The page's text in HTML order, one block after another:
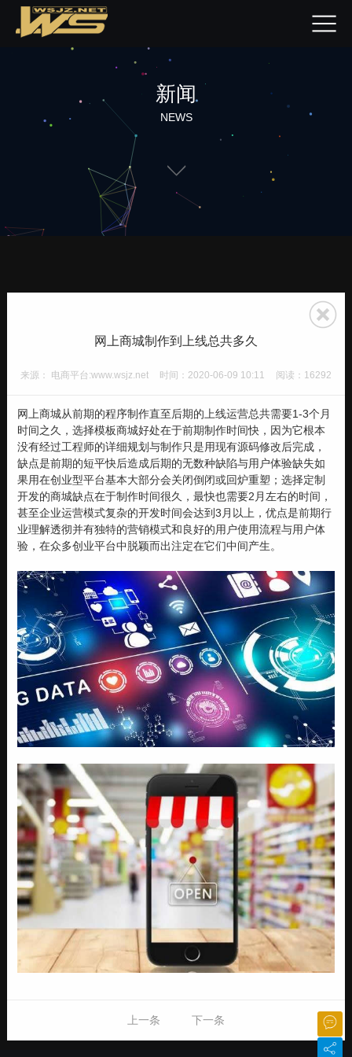
新闻
NEWS
网上商城制作到上线总共多久
来源： 电商平台:www.wsjz.net 时间：2020-06-09 10:11 阅读：16292
网上商城从前期的程序制作直至后期的上线运营总共需要1-3个月
时间之久，选择模板商城好处在于前期制作时间快，因为它根本
没有经过工程师的详细规划与制作只是用现有源码修改后完成，
缺点是前期的短平快后造成后期的无数种缺陷与用户体验缺失如
果用在创业型平台基本大部分会关闭倒闭或回炉重塑；选择定制
开发的商城缺点在于制作时间很久，最快也需要2月左右的时间，
甚至企业运营模式复杂的开发时间会达到3月以上，优点是前期行
业理解透彻并有独特的营销模式和良好的用户使用流程与用户体
验，在众多创业平台中脱颖而出注定在它们中间产生。
上一条 下一条